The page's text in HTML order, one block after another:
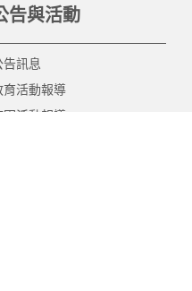
告與活動
告訊息
育活動報導
園活動報導